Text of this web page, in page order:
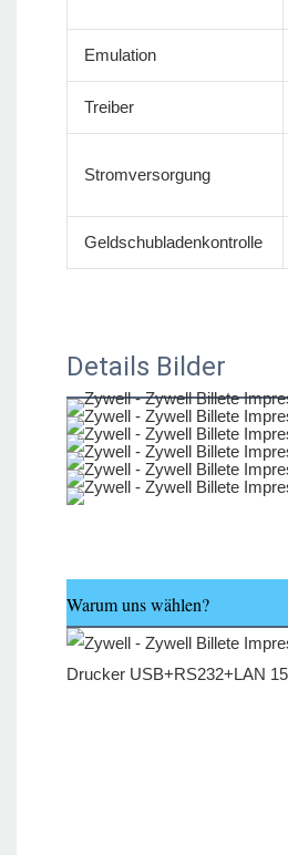
Emulation
Treiber
Stromversorgung
Geldschubladenkontrolle
Details Bilder
Warum uns wählen?